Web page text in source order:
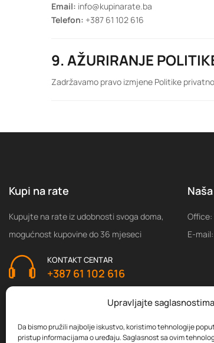
Upravljajte saglasnostima
Da bismo pružili najbolje iskustvo, koristimo tehnologije
pristup informacijama o uređaju. Saglasnost sa ovim
Email: info@kupinarate.ba
Telefon: +387 61 102 616
9. AŽURIRANJE
Zadržavamo pravo izmjene Politike
Kupi na rate
Kupujte na rate iz udobnosti svoga doma,
mogućnost kupovine do 36 mjeseci
KONTAKT CENTAR
+387 61 102 616
Office:
E-